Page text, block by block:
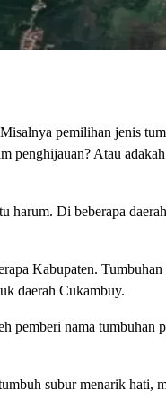
pemilihan jenis
penghijauan? Atau
harum. Di beberapa
Kabupaten.
daerah Cukambuy.
pemberi nama tumbuhan
subur menarik hati,